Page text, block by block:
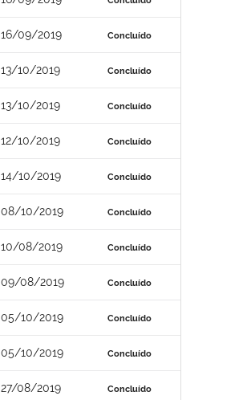
16/09/2019 Concluído
13/10/2019 Concluído
13/10/2019 Concluído
12/10/2019 Concluído
14/10/2019 Concluído
08/10/2019 Concluído
10/08/2019 Concluído
09/08/2019 Concluído
05/10/2019 Concluído
05/10/2019 Concluído
27/08/2019 Concluído